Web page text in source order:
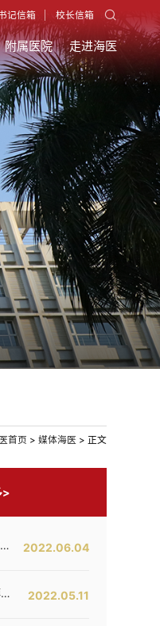
记信箱 校长信箱
附属医院 走进海医
首页 > 媒体海医 > 正文
>
2022.06.04
述评 | 坚定落实党代会要求，开创海医工作新局面——写在全面落实省第八次党代会对海医发展提出新要求之时
2022.05.11
历史时刻！我校培养的第一名博士研究生通过答辩！